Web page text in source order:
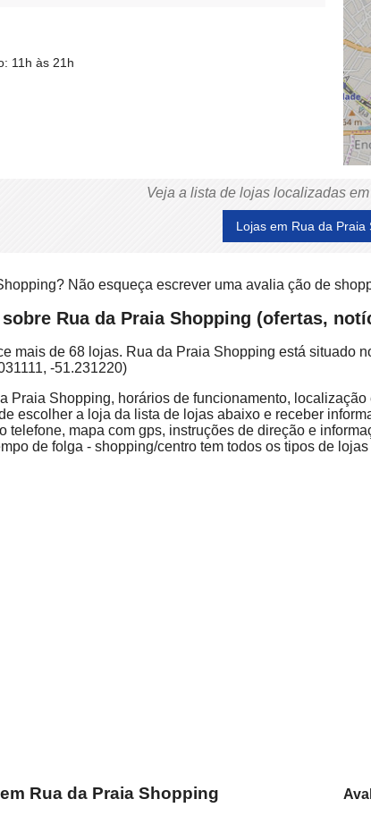
11h às 21h
Veja a lista de lojas localizadas
Lojas em Rua da Praia
Não esqueça escrever uma avalia ção de
Rua da Praia Shopping (ofertas,
mais de 68 lojas. Rua da Praia Shopping está situado
-51.231220)
Praia Shopping, horários de funcionamento,
escolher a loja da lista de lojas abaixo e receber
telefone, mapa com gps, instruções de direção e
de folga - shopping/centro tem todos os tipos de
Rua da Praia Shopping